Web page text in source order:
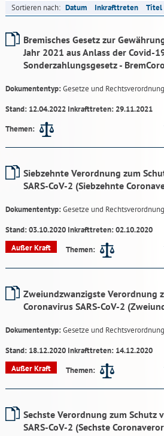
Sortieren nach: Datum Inkrafttreten Titel
Bremisches Gesetz zur
Jahr 2021 aus Anlass der Covid-
Sonderzahlungsgesetz -
Dokumententyp:Gesetze und
Stand: 12.04.2022 Inkrafttreten: 29.11.2021
Themen:
Siebzehnte Verordnung zum
SARS-CoV-2 (Siebzehnte
Dokumententyp:Gesetze und
Stand: 03.10.2020 Inkrafttreten: 02.10.2020
Außer Kraft
Themen:
Zweiundzwanzigste Verordnung
Coronavirus SARS-CoV-2
Dokumententyp:Gesetze und
Stand: 18.12.2020 Inkrafttreten: 14.12.2020
Außer Kraft
Themen:
Sechste Verordnung zum
SARS-CoV-2 (Sechste